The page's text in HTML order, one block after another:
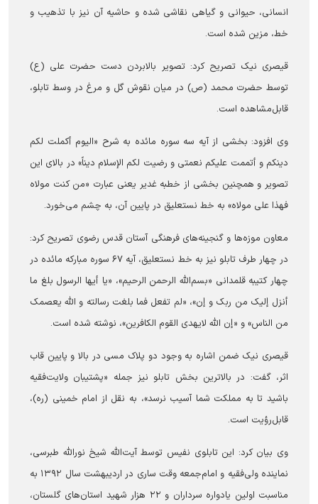
انسانی، حیوانی و گیاهی نقاشی شده و حاشیه آن نیز با تذهیب و
خط، مزین شده است.
قیصری نیک تصریح کرد: تصویر بالابردن دست حضرت علی (ع)
توسط حضرت محمد (ص) در میان نقوش گل و مرغ در وسط تابلو،
قابل‌مشاهده است.
وی افزود: بخشی از آیه سه سوره مائده به شرح «الیوم أکملت لکم
دینکم و أتممت علیکم نعمتی و رضیت لکم الإسلام دیناً» در بالای این
تصویر و همچنین بخشی از خطبه غدیر یعنی عبارت «من کنت مولاه
فهذا علی مولاه» به خط نستعلیق در پایین آن، به چشم می‌خورد.
معاون موزه‌ها و گنجینه‌های فرهنگی آستان قدس رضوی تصریح کرد:
در چهار طرف تابلو نیز به خط نستعلیق، آیه ۶۷ سوره مبارکه مائده در
چهار کتیبه قلمدانی «بسم‌الله الرحمن الرحیم»، «یا أیها الرسول بلغ ما
أنزل إلیک من ربک و إن»، «لم تفعل فما بلغت رسالته و الله یعصمک
من الناس» و «إن الله لایهدی القوم الکافرین»، نوشته شده است.
قیصری نیک ضمن اشاره به وجود دو پلاک مسی در بالا و پایین قاب
اثر، گفت: در بالاترین بخش تابلو نیز جمله «پشتیبان ولایت‌فقیه
باشید تا به مملکت شما آسیب نرسد»، به نقل از امام خمینی (ره)،
قابل‌رؤیت است.
وی بیان کرد: این تابلوی نفیس توسط آیت‌الله شیخ نورالله طبرسی،
نماینده ولی‌فقیه و امام‌جمعه وقت ساری در اردیبهشت سال ۱۳۹۲ به
مناسبت اولین یادواره سرداران و ۲۲ هزار شهید استان‌های گلستان،